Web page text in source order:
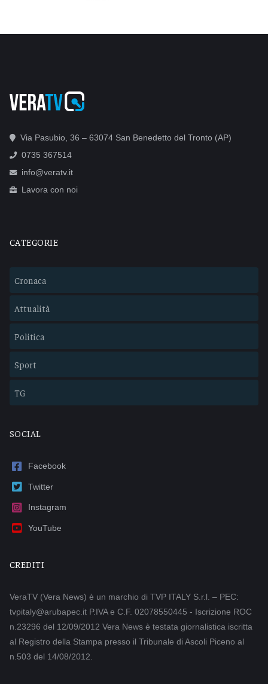
Via Pasubio, 36 – 63074 San Benedetto del Tronto (AP)
0735 367514
info@veratv.it
Lavora con noi
CATEGORIE
Cronaca
Attualità
Politica
Sport
TG
SOCIAL
Facebook
Twitter
Instagram
YouTube
CREDITI
VeraTV (Vera News) è un marchio di TVP ITALY S.r.l. – PEC:
tvpitaly@arubapec.it P.IVA e C.F. 02078550445 - Iscrizione ROC
n.23296 del 12/09/2012 Vera News è testata giornalistica iscritta
al Registro della Stampa presso il Tribunale di Ascoli Piceno al
n.503 del 14/08/2012.